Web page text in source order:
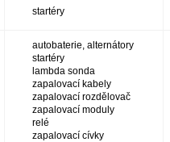
startéry
autobaterie, alternátory
startéry
lambda sonda
zapalovací kabely
zapalovací rozdělovač
zapalovací moduly
relé
zapalovací cívky